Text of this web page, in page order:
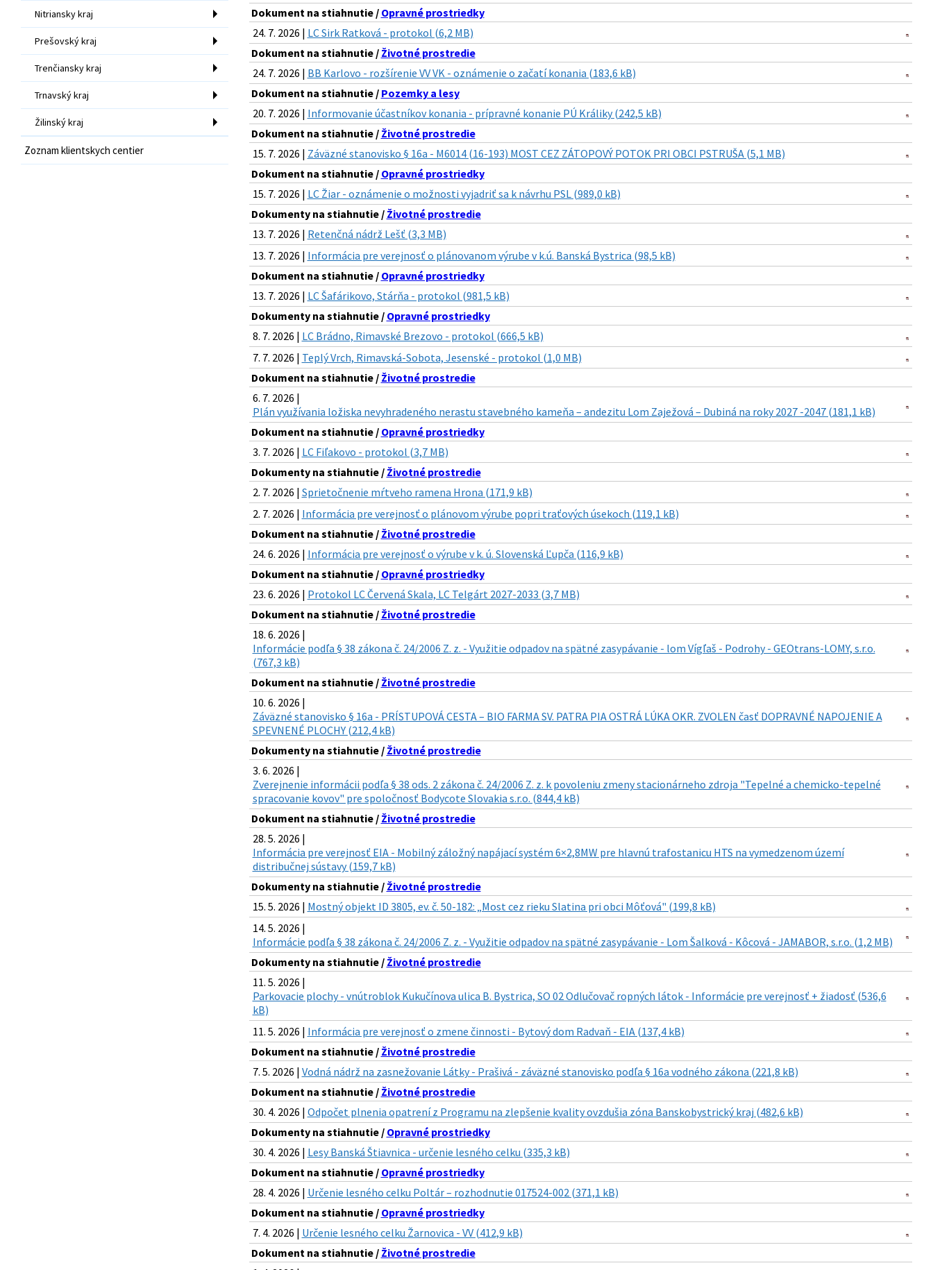
Nitriansky kraj
Prešovský kraj
Trenčiansky kraj
Trnavský kraj
Žilinský kraj
Zoznam klientskych centier
Dokument na stiahnutie / Opravné prostriedky
24. 7. 2026 | LC Sirk Ratková - protokol (6,2 MB)
Dokument na stiahnutie / Životné prostredie
24. 7. 2026 | BB Karlovo - rozšírenie VV VK - oznámenie o začatí konania (183,6 kB)
Dokument na stiahnutie / Pozemky a lesy
20. 7. 2026 | Informovanie účastníkov konania - prípravné konanie PÚ Králiky (242,5 kB)
Dokument na stiahnutie / Životné prostredie
15. 7. 2026 | Záväzné stanovisko § 16a - M6014 (16-193) MOST CEZ ZÁTOPOVÝ POTOK PRI OBCI PSTRUŠA (5,1 MB)
Dokument na stiahnutie / Opravné prostriedky
15. 7. 2026 | LC Žiar - oznámenie o možnosti vyjadriť sa k návrhu PSL (989,0 kB)
Dokumenty na stiahnutie / Životné prostredie
13. 7. 2026 | Retenčná nádrž Lešť (3,3 MB)
13. 7. 2026 | Informácia pre verejnosť o plánovanom výrube v k.ú. Banská Bystrica (98,5 kB)
Dokument na stiahnutie / Opravné prostriedky
13. 7. 2026 | LC Šafárikovo, Stárňa - protokol (981,5 kB)
Dokumenty na stiahnutie / Opravné prostriedky
8. 7. 2026 | LC Brádno, Rimavské Brezovo - protokol (666,5 kB)
7. 7. 2026 | Teplý Vrch, Rimavská-Sobota, Jesenské - protokol (1,0 MB)
Dokument na stiahnutie / Životné prostredie
6. 7. 2026 |
Plán využívania ložiska nevyhradeného nerastu stavebného kameňa – andezitu Lom Zaježová – Dubiná na roky 2027 -2047 (181,1 kB)
Dokument na stiahnutie / Opravné prostriedky
3. 7. 2026 | LC Fiľakovo - protokol (3,7 MB)
Dokumenty na stiahnutie / Životné prostredie
2. 7. 2026 | Sprietočnenie mŕtveho ramena Hrona (171,9 kB)
2. 7. 2026 | Informácia pre verejnosť o plánovom výrube popri traťových úsekoch (119,1 kB)
Dokument na stiahnutie / Životné prostredie
24. 6. 2026 | Informácia pre verejnosť o výrube v k. ú. Slovenská Ľupča (116,9 kB)
Dokument na stiahnutie / Opravné prostriedky
23. 6. 2026 | Protokol LC Červená Skala, LC Telgárt 2027-2033 (3,7 MB)
Dokument na stiahnutie / Životné prostredie
18. 6. 2026 |
Informácie podľa § 38 zákona č. 24/2006 Z. z. - Využitie odpadov na spätné zasypávanie - lom Vígľaš - Podrohy - GEOtrans-LOMY, s.r.o.
(767,3 kB)
Dokument na stiahnutie / Životné prostredie
10. 6. 2026 |
Záväzné stanovisko § 16a - PRÍSTUPOVÁ CESTA – BIO FARMA SV. PATRA PIA OSTRÁ LÚKA OKR. ZVOLEN časť DOPRAVNÉ NAPOJENIE A
SPEVNENÉ PLOCHY (212,4 kB)
Dokumenty na stiahnutie / Životné prostredie
3. 6. 2026 |
Zverejnenie informácii podľa § 38 ods. 2 zákona č. 24/2006 Z. z. k povoleniu zmeny stacionárneho zdroja "Tepelné a chemicko-tepelné
spracovanie kovov" pre spoločnosť Bodycote Slovakia s.r.o. (844,4 kB)
Dokument na stiahnutie / Životné prostredie
28. 5. 2026 |
Informácia pre verejnosť EIA - Mobilný záložný napájací systém 6×2,8MW pre hlavnú trafostanicu HTS na vymedzenom území
distribučnej sústavy (159,7 kB)
Dokumenty na stiahnutie / Životné prostredie
15. 5. 2026 | Mostný objekt ID 3805, ev. č. 50-182: „Most cez rieku Slatina pri obci Môťová" (199,8 kB)
14. 5. 2026 |
Informácie podľa § 38 zákona č. 24/2006 Z. z. - Využitie odpadov na spätné zasypávanie - Lom Šalková - Kôcová - JAMABOR, s.r.o. (1,2 MB)
Dokumenty na stiahnutie / Životné prostredie
11. 5. 2026 |
Parkovacie plochy - vnútroblok Kukučínova ulica B. Bystrica, SO 02 Odlučovač ropných látok - Informácie pre verejnosť + žiadosť (536,6
kB)
11. 5. 2026 | Informácia pre verejnosť o zmene činnosti - Bytový dom Radvaň - EIA (137,4 kB)
Dokument na stiahnutie / Životné prostredie
7. 5. 2026 | Vodná nádrž na zasnežovanie Látky - Prašivá - záväzné stanovisko podľa § 16a vodného zákona (221,8 kB)
Dokument na stiahnutie / Životné prostredie
30. 4. 2026 | Odpočet plnenia opatrení z Programu na zlepšenie kvality ovzdušia zóna Banskobystrický kraj (482,6 kB)
Dokumenty na stiahnutie / Opravné prostriedky
30. 4. 2026 | Lesy Banská Štiavnica - určenie lesného celku (335,3 kB)
Dokument na stiahnutie / Opravné prostriedky
28. 4. 2026 | Určenie lesného celku Poltár – rozhodnutie 017524-002 (371,1 kB)
Dokument na stiahnutie / Opravné prostriedky
7. 4. 2026 | Určenie lesného celku Žarnovica - VV (412,9 kB)
Dokument na stiahnutie / Životné prostredie